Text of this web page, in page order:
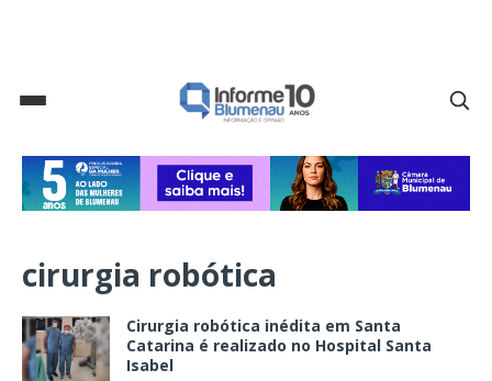
cirurgia robótica
Cirurgia robótica inédita em Santa
Catarina é realizado no Hospital Santa
Isabel